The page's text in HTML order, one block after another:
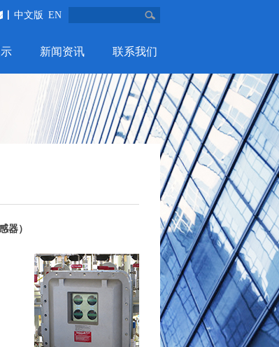
中文版 EN
新闻资讯 联系我们
器）